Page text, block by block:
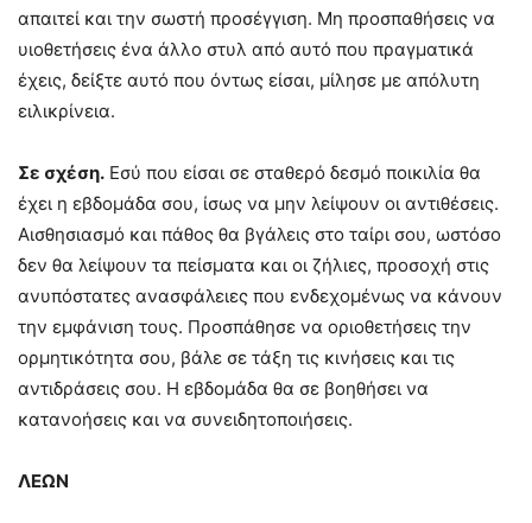
απαιτεί και την σωστή προσέγγιση. Μη προσπαθήσεις να
υιοθετήσεις ένα άλλο στυλ από αυτό που πραγματικά
έχεις, δείξτε αυτό που όντως είσαι, μίλησε με απόλυτη
ειλικρίνεια.
Σε σχέση. Εσύ που είσαι σε σταθερό δεσμό ποικιλία θα
έχει η εβδομάδα σου, ίσως να μην λείψουν οι αντιθέσεις.
Αισθησιασμό και πάθος θα βγάλεις στο ταίρι σου, ωστόσο
δεν θα λείψουν τα πείσματα και οι ζήλιες, προσοχή στις
ανυπόστατες ανασφάλειες που ενδεχομένως να κάνουν
την εμφάνιση τους. Προσπάθησε να οριοθετήσεις την
ορμητικότητα σου, βάλε σε τάξη τις κινήσεις και τις
αντιδράσεις σου. Η εβδομάδα θα σε βοηθήσει να
κατανοήσεις και να συνειδητοποιήσεις.
ΛΕΩΝ